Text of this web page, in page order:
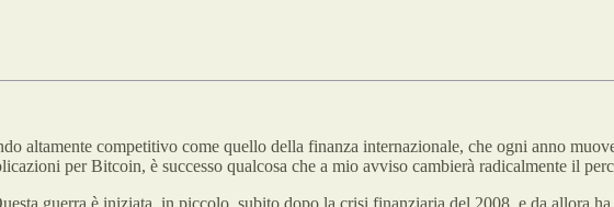
altamente competitivo come quello della finanza internazionale, che ogni anno
per Bitcoin, è successo qualcosa che a mio avviso cambierà radicalmente il
guerra è iniziata, in piccolo, subito dopo la crisi finanziaria del 2008, e da allora